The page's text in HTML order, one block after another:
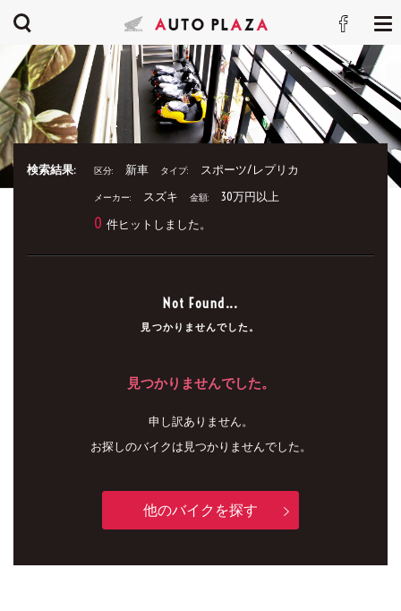
検索結果: 区分: 新車 タイプ: スポーツ/レプリカ
メーカー: スズキ 金額: 30万円以上
0 件ヒットしました。
Not Found...
見つかりませんでした。
見つかりませんでした。
申し訳ありません。
お探しのバイクは見つかりませんでした。
他のバイクを探す